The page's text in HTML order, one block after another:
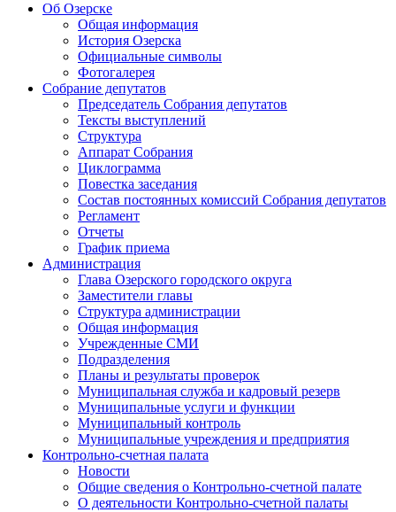
Об Озерске
Общая информация
История Озерска
Официальные символы
Фотогалерея
Собрание депутатов
Председатель Собрания депутатов
Тексты выступлений
Структура
Аппарат Собрания
Циклограмма
Повестка заседания
Состав постоянных комиссий Собрания депутатов
Регламент
Отчеты
График приема
Администрация
Глава Озерского городского округа
Заместители главы
Структура администрации
Общая информация
Учрежденные СМИ
Подразделения
Планы и результаты проверок
Муниципальная служба и кадровый резерв
Муниципальные услуги и функции
Муниципальный контроль
Муниципальные учреждения и предприятия
Контрольно-счетная палата
Новости
Общие сведения о Контрольно-счетной палате
О деятельности Контрольно-счетной палаты